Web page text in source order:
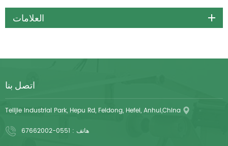
العلامات
اتصل بنا
Telijie Industrial Park, Hepu Rd, Feidong, Hefei, Anhui,China
هاتف : 0551-67662002